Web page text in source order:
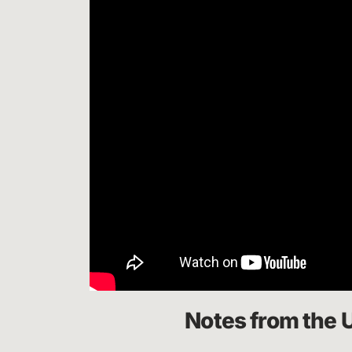
Notes from the